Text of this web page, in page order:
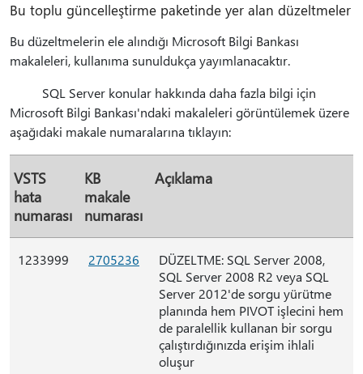
Bu toplu güncelleştirme paketinde yer alan düzeltmeler
Bu düzeltmelerin ele alındığı Microsoft Bilgi Bankası
makaleleri, kullanıma sunuldukça yayımlanacaktır.
SQL Server konular hakkında daha fazla bilgi için
Microsoft Bilgi Bankası'ndaki makaleleri görüntülemek üzere
aşağıdaki makale numaralarına tıklayın:
VSTS
hata
numarası
KB
makale
numarası
Açıklama
1233999 2705236
DÜZELTME: SQL Server 2008,
SQL Server 2008 R2 veya SQL
Server 2012'de sorgu yürütme
planında hem PIVOT işlecini hem
de paralellik kullanan bir sorgu
çalıştırdığınızda erişim ihlali
oluşur